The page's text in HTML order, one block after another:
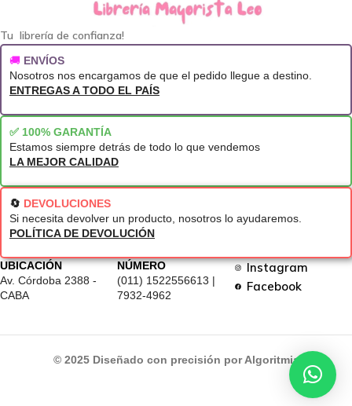
Tu librería de confianza!
🚚 ENVÍOS
Nosotros nos encargamos de que el pedido llegue a destino.
ENTREGAS A TODO EL PAÍS
✅ 100% GARANTÍA
Estamos siempre detrás de todo lo que vendemos
LA MEJOR CALIDAD
🔄 DEVOLUCIONES
Si necesita devolver un producto, nosotros lo ayudaremos.
POLÍTICA DE DEVOLUCIÓN
UBICACIÓN
Av. Córdoba 2388 -
CABA
NÚMERO
(011) 1522556613 |
7932-4962
Instagram
Facebook
© 2025 Diseñado con precisión por Algoritmia
Con Transferencia: